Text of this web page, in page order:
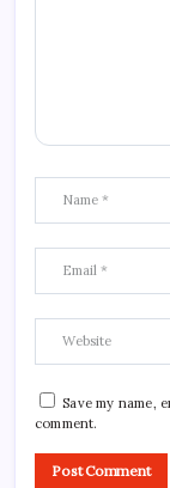
Save my name,
comment.